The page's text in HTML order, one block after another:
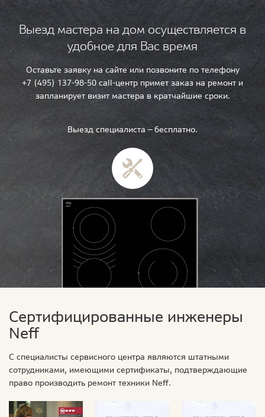
Выезд мастера на дом осуществляется в
удобное для Вас время
Оставьте заявку на сайте или позвоните по телефону
+7 (495) 137-98-50 call-центр примет заказ на ремонт и
запланирует визит мастера в кратчайшие сроки.
Выезд специалиста — бесплатно.
Сертифицированные инженеры
Neff
С специалисты сервисного центра являются штатными
сотрудниками, имеющими сертификаты, подтверждающие
право производить ремонт техники Neff.